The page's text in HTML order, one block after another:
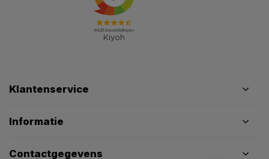
Klantenservice
Informatie
Contactgegevens